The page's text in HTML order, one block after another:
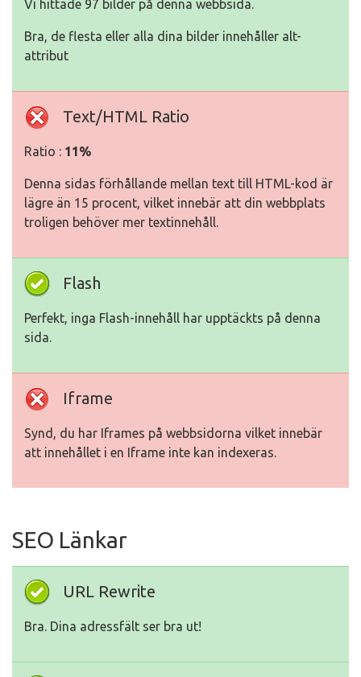
Vi hittade 97 bilder på denna webbsida.
Bra, de flesta eller alla dina bilder innehåller alt-
attribut
Text/HTML Ratio
Ratio : 11%
Denna sidas förhållande mellan text till HTML-kod är
lägre än 15 procent, vilket innebär att din webbplats
troligen behöver mer textinnehåll.
Flash
Perfekt, inga Flash-innehåll har upptäckts på denna
sida.
Iframe
Synd, du har Iframes på webbsidorna vilket innebär
att innehållet i en Iframe inte kan indexeras.
SEO Länkar
URL Rewrite
Bra. Dina adressfält ser bra ut!